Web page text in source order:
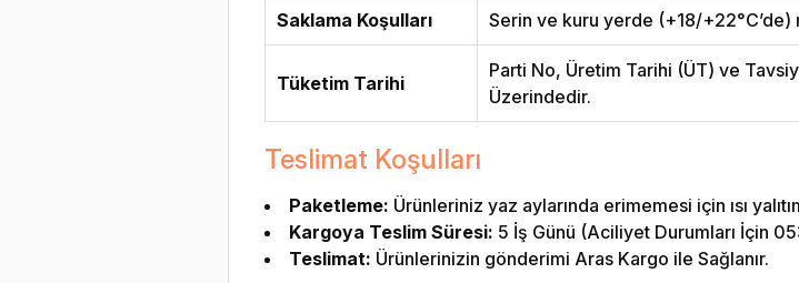
Saklama Koşulları Serin ve kuru yerde (+18/+22°C’de)
Tüketim Tarihi
Parti No, Üretim Tarihi (ÜT) ve
Üzerindedir.
Teslimat Koşulları
Paketleme: Ürünleriniz yaz aylarında erimemesi için ısı
Kargoya Teslim Süresi: 5 İş Günü (Aciliyet Durumları İçin
Teslimat: Ürünlerinizin gönderimi Aras Kargo ile Sağlanır.